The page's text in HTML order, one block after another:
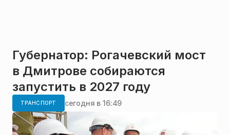
Губернатор: Рогачевский мост
в Дмитрове собираются
запустить в 2027 году
ТРАНСПОРТ сегодня в 16:49